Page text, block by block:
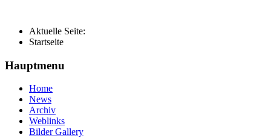
Aktuelle Seite:
Startseite
Hauptmenu
Home
News
Archiv
Weblinks
Bilder Gallery